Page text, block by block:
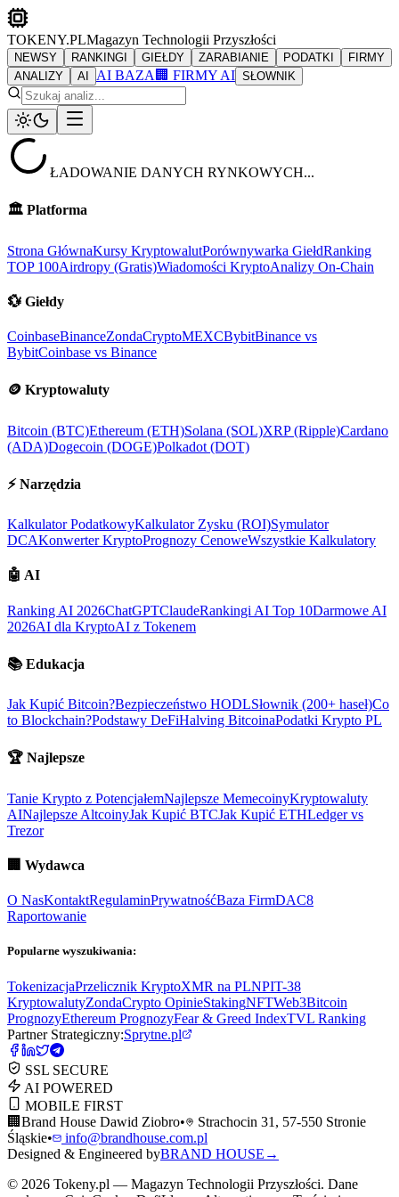
TOKENY.PLMagazyn Technologii Przyszłości
NEWSY RANKINGI GIEŁDY ZARABIANIE PODATKI
FIRMY
ANALIZY
AI AI BAZA 🏢 FIRMY AI SŁOWNIK
ŁADOWANIE DANYCH RYNKOWYCH...
🏛️ Platforma
Strona GłównaKursy KryptowalutPorównywarka GiełdRanking
TOP 100Airdropy (Gratis)Wiadomości KryptoAnalizy On-Chain
💱 Giełdy
CoinbaseBinanceZondaCryptoMEXCBybitBinance vs
BybitCoinbase vs Binance
🪙 Kryptowaluty
Bitcoin (BTC)Ethereum (ETH)Solana (SOL)XRP (Ripple)Cardano
(ADA)Dogecoin (DOGE)Polkadot (DOT)
⚡ Narzędzia
Kalkulator PodatkowyKalkulator Zysku (ROI)Symulator
DCAKonwerter KryptoPrognozy CenoweWszystkie Kalkulatory
🤖 AI
Ranking AI 2026ChatGPTClaudeRankingi AI Top 10Darmowe AI
2026AI dla KryptoAI z Tokenem
📚 Edukacja
Jak Kupić Bitcoin?Bezpieczeństwo HODLSłownik (200+ haseł)Co
to Blockchain?Podstawy DeFiHalving BitcoinaPodatki Krypto PL
🏆 Najlepsze
Tanie Krypto z PotencjałemNajlepsze MemecoinyKryptowaluty
AINajlepsze AltcoinyJak Kupić BTCJak Kupić ETHLedger vs
Trezor
🏢 Wydawca
O NasKontaktRegulaminPrywatnośćBaza FirmDAC8
Raportowanie
Popularne wyszukiwania:
TokenizacjaPrzelicznik KryptoXMR na PLNPIT-38
KryptowalutyZondaCrypto OpinieStakingNFTWeb3Bitcoin
PrognozyEthereum PrognozyFear & Greed IndexTVL Ranking
Partner Strategiczny:Sprytne.pl
SSL SECURE
AI POWERED
MOBILE FIRST
🏢 Brand House Dawid Ziobro•
Strachocin 31, 57-550 Stronie
Śląskie•
info@brandhouse.com.pl
Designed & Engineered byBRAND HOUSE →
© 2026 Tokeny.pl — Magazyn Technologii Przyszłości. Dane